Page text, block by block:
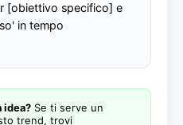
[obiettivo specifico] e
in tempo
idea? Se ti serve un
trend, trovi